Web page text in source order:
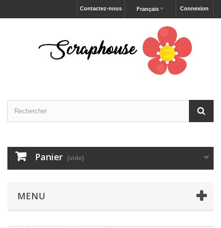
Connexion
Français
Contactez-nous
Panier (vide)
MENU